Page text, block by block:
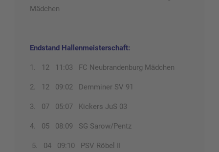
Mädchen
Endstand Hallenmeisterschaft:
1. 12 11:03 FC Neubrandenburg Mädchen
2. 12 09:02 Demminer SV 91
3. 07 05:07 Kickers JuS 03
4. 05 08:09 SG Sarow/Pentz
5. 04 09:10 PSV Röbel II